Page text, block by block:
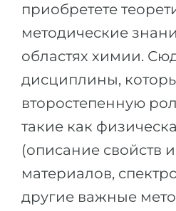
Наши студенты
КОНСУЛЬТАЦИЯ!
Беларусь
Другая страна
приобретете
методические
областях химии.
дисциплины,
второстепенную
такие как
(описание свойств
материалов,
другие важные